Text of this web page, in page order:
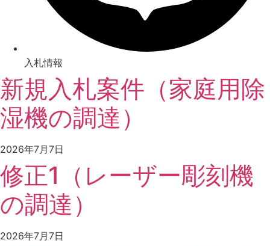
入札情報
新規入札案件（家庭用除
湿機の調達）
2026年7月7日
修正1（レーザー彫刻機
の調達）
2026年7月7日